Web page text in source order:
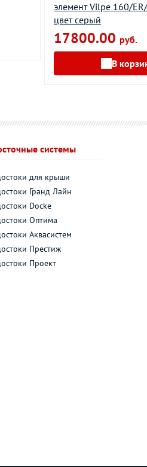
элемент Vilpe 160/
цвет серый
17800.00 руб.
В
системы
для крыши
Гранд Лайн
Docke
Оптима
Аквасистем
Престиж
Проект